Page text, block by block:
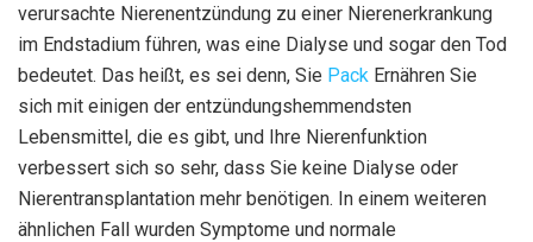
verursachte Nierenentzündung zu einer Nierenerkrankung
im Endstadium führen, was eine Dialyse und sogar den Tod
bedeutet. Das heißt, es sei denn, Sie Pack Ernähren Sie
sich mit einigen der entzündungshemmendsten
Lebensmittel, die es gibt, und Ihre Nierenfunktion
verbessert sich so sehr, dass Sie keine Dialyse oder
Nierentransplantation mehr benötigen. In einem weiteren
ähnlichen Fall wurden Symptome und normale